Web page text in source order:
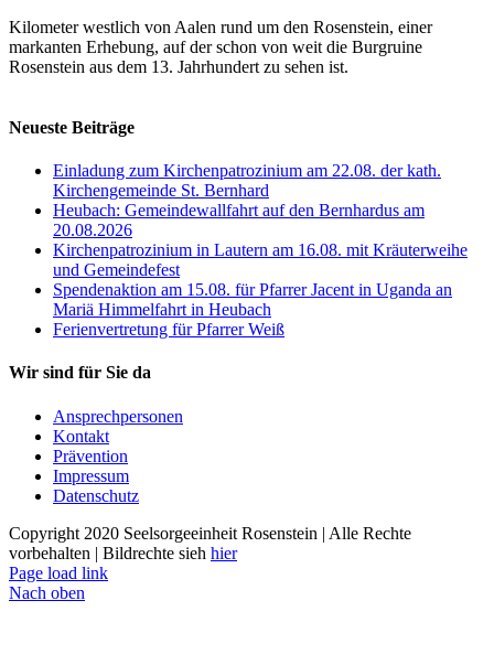
Kilometer westlich von Aalen rund um den Rosenstein, einer
markanten Erhebung, auf der schon von weit die Burgruine
Rosenstein aus dem 13. Jahrhundert zu sehen ist.
Neueste Beiträge
Einladung zum Kirchenpatrozinium am 22.08. der kath.
Kirchengemeinde St. Bernhard
Heubach: Gemeindewallfahrt auf den Bernhardus am
20.08.2026
Kirchenpatrozinium in Lautern am 16.08. mit Kräuterweihe
und Gemeindefest
Spendenaktion am 15.08. für Pfarrer Jacent in Uganda an
Mariä Himmelfahrt in Heubach
Ferienvertretung für Pfarrer Weiß
Wir sind für Sie da
Ansprechpersonen
Kontakt
Prävention
Impressum
Datenschutz
Copyright 2020 Seelsorgeeinheit Rosenstein | Alle Rechte
vorbehalten | Bildrechte sieh hier
Page load link
Nach oben